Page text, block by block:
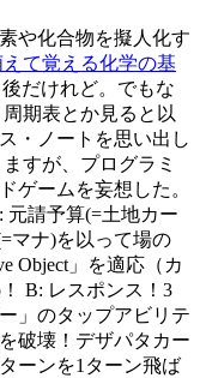
や化合物を擬人化す
て覚える化学の基
後だけれど。でもな
期表とか見ると以
・ノートを思い出し
すが、プログラミ
ゲームを妄想した。
元請予算(=土地カー
マナ)を以って場の
Object」を適応（カ
B: レスポンス！3
」のタップアビリテ
破壊！デザパタカー
ーンを1ターン飛ば